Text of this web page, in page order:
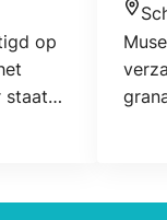
op
staat
is